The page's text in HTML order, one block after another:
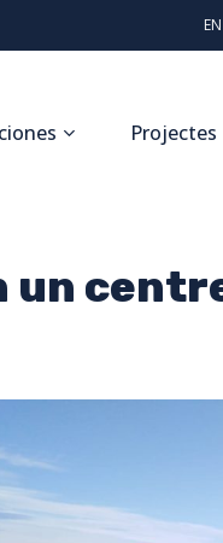
EN
Projectes
un